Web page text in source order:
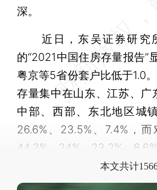
深。
近日，东吴证券研究
的“2021中国住房存量报告”
粤京等5省份套户比低于1.0
存量集中在山东、江苏、广
中部、西部、东北地区城
26.6%、23.5%、7.4%，
44.2%、24%、23.2%、8.6%
本文共计